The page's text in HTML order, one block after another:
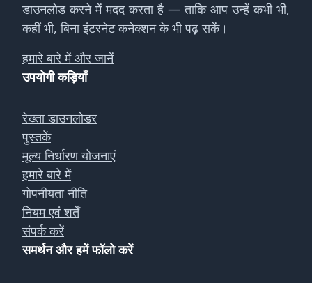
डाउनलोड करने में मदद करता है — ताकि आप उन्हें कभी भी,
कहीं भी, बिना इंटरनेट कनेक्शन के भी पढ़ सकें।
हमारे बारे में और जानें
उपयोगी कड़ियाँ
रेख्ता डाउनलोडर
पुस्तकें
मूल्य निर्धारण योजनाएं
हमारे बारे में
गोपनीयता नीति
नियम एवं शर्तें
संपर्क करें
समर्थन और हमें फॉलो करें